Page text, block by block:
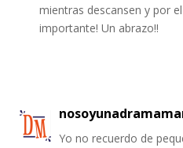
mientras descansen y por
importante! Un abrazo!!
Yo no recuerdo de